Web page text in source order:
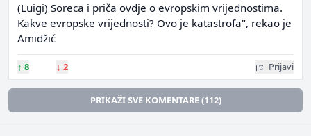
(Luigi) Soreca i priča ovdje o evropskim vrijednostima.
Kakve evropske vrijednosti? Ovo je katastrofa", rekao je
Amidžić
↑ 8 ↓ 2 Prijavi
PRIKAŽI SVE KOMENTARE (112)